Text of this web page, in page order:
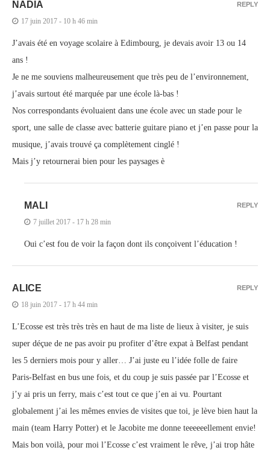
NADIA
17 juin 2017 - 10 h 46 min
J’avais été en voyage scolaire à Edimbourg, je devais avoir 13 ou 14
ans !
Je ne me souviens malheureusement que très peu de l’environnement,
j’avais surtout été marquée par une école là-bas !
Nos correspondants évoluaient dans une école avec un stade pour le
sport, une salle de classe avec batterie guitare piano et j’en passe pour la
musique, j’avais trouvé ça complètement cinglé !
Mais j’y retournerai bien pour les paysages è
REPLY
MALI
7 juillet 2017 - 17 h 28 min
Oui c’est fou de voir la façon dont ils conçoivent l’éducation !
REPLY
ALICE
18 juin 2017 - 17 h 44 min
L’Ecosse est très très très en haut de ma liste de lieux à visiter, je suis
super déçue de ne pas avoir pu profiter d’être expat à Belfast pendant
les 5 derniers mois pour y aller… J’ai juste eu l’idée folle de faire
Paris-Belfast en bus une fois, et du coup je suis passée par l’Ecosse et
j’y ai pris un ferry, mais c’est tout ce que j’en ai vu. Pourtant
globalement j’ai les mêmes envies de visites que toi, je lève bien haut la
main (team Harry Potter) et le Jacobite me donne teeeeeellement envie!
Mais bon voilà, pour moi l’Ecosse c’est vraiment le rêve, j’ai trop hâte
REPLY